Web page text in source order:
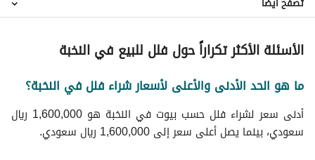
فلل حي الوسام
فلل جنوب الرياض
فلل حي الفيصلية
الأسئلة الأكثر تكراراً حول فلل للبيع في النخبة
ما هو الحد الأدنى والأعلى لأسعار شراء فلل في النخبة؟
أدنى سعر لشراء فلل حسب بيوت في النخبة هو 1,600,000 ريال
سعودي، بينما يصل أعلى سعر إلى 1,600,000 ريال سعودي.